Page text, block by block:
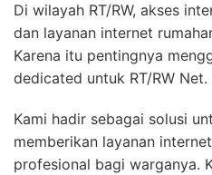
Di wilayah RT/RW, akses
dan layanan internet
Karena itu pentingnya
dedicated untuk RT/RW Net.
Kami hadir sebagai solusi
memberikan layanan
profesional bagi warganya.